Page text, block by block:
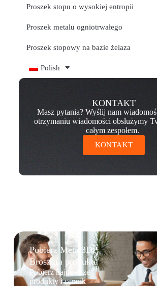
Proszek stopu o wysokiej entropii
Proszek metalu ogniotrwałego
Proszek stopowy na bazie żelaza
Polish
KONTAKT
Masz pytania? Wyślij nam
otrzymaniu wiadomości obsłużymy
całym zespołem.
KONTAKT
Pobierz Metal3DP
Broszura produktu
Pobierz najnowsze
produkty i cennik